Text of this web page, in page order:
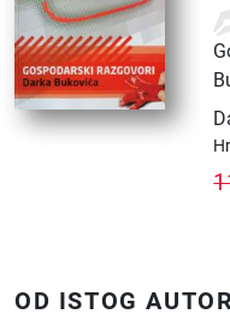
OD ISTOG